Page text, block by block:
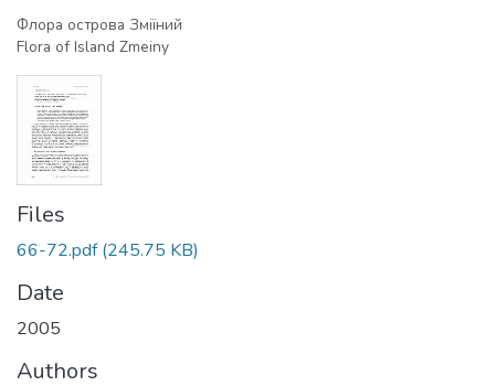
Флора острова Зміїний
Flora of Island Zmeiny
Files
66-72.pdf(245.75 KB)
Date
2005
Authors